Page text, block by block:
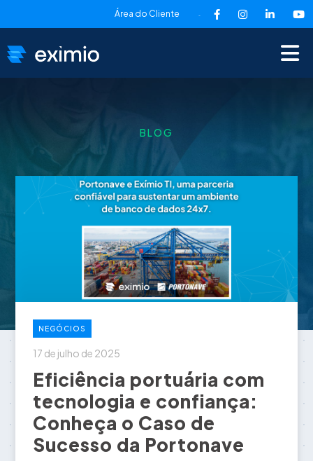
Área do Cliente -
BLOG
NEGÓCIOS
17 de julho de 2025
Eficiência portuária com
tecnologia e confiança:
Conheça o Caso de
Sucesso da Portonave